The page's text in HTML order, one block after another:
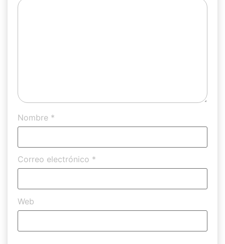
Nombre *
Correo electrónico *
Web